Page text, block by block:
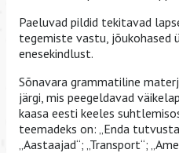
Paeluvad pildid tekitavad
tegemiste vastu, jõukohased
enesekindlust.
Sõnavara grammatiline
järgi, mis peegeldavad
kaasa eesti keeles
teemadeks on: „Enda
„Aastaajad“; „Transport“;